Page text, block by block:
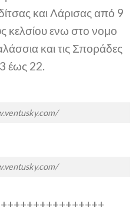
και Λάρισας από 9
κελσίου ενω στο νομο
και τις Σποράδες
έως 22.